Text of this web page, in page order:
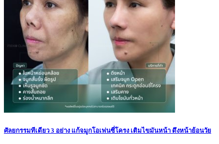
ศัลยกรรมทีเดียว 3 อย่าง แก้จมูกโอเพ่นซี่โครง เติมไขมันหน้า ดึงหน้าย้อนวัย